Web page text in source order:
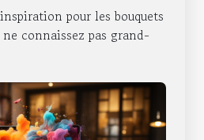
tout au long
pour les bouquets
connaissez pas grand-